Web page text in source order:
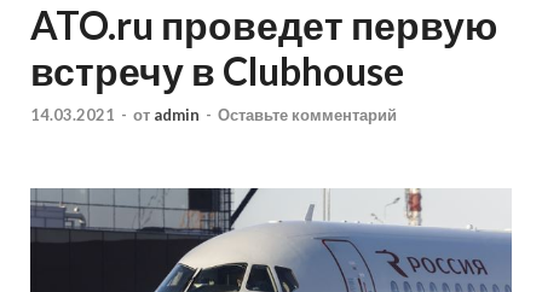
ATO.ru проведет первую
встречу в Clubhouse
14.03.2021 - от admin - Оставьте комментарий